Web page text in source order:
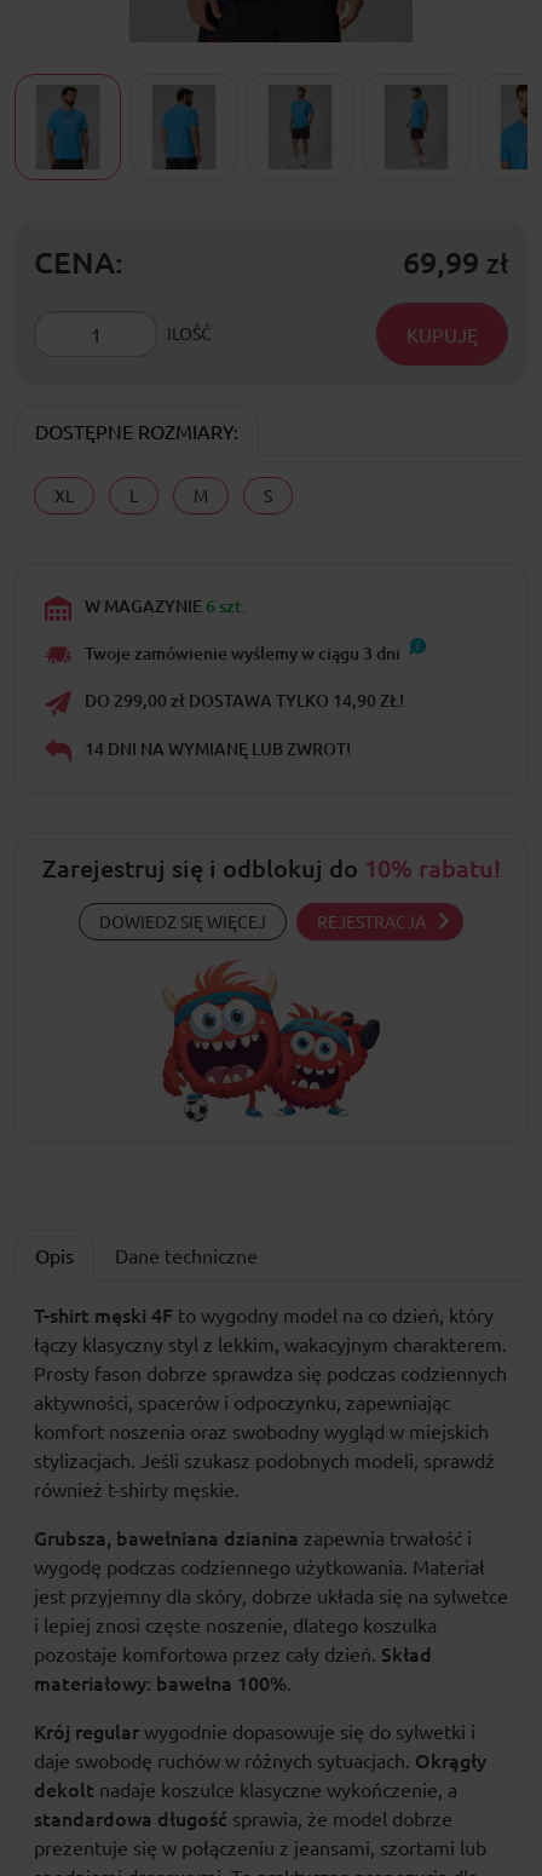
CENA: 69,99 zł
ILOŚĆ KUPUJĘ
DOSTĘPNE ROZMIARY:
XL L M S
W MAGAZYNIE 6 szt.
Twoje zamówienie wyślemy w ciągu 3 dni
DO 299,00 zł DOSTAWA TYLKO 14,90 ZŁ!
14 DNI NA WYMIANĘ LUB ZWROT!
Zarejestruj się i odblokuj do 10% rabatu!
DOWIEDZ SIĘ WIĘCEJ REJESTRACJA
Opis Dane techniczne
T-shirt męski 4F to wygodny model na co dzień, który
łączy klasyczny styl z lekkim, wakacyjnym charakterem.
Prosty fason dobrze sprawdza się podczas codziennych
aktywności, spacerów i odpoczynku, zapewniając
komfort noszenia oraz swobodny wygląd w miejskich
stylizacjach. Jeśli szukasz podobnych modeli, sprawdź
również t-shirty męskie.
Grubsza, bawełniana dzianina zapewnia trwałość i
wygodę podczas codziennego użytkowania. Materiał
jest przyjemny dla skóry, dobrze układa się na sylwetce
i lepiej znosi częste noszenie, dlatego koszulka
pozostaje komfortowa przez cały dzień. Skład
materiałowy: bawełna 100%.
Krój regular wygodnie dopasowuje się do sylwetki i
daje swobodę ruchów w różnych sytuacjach. Okrągły
dekolt nadaje koszulce klasyczne wykończenie, a
standardowa długość sprawia, że model dobrze
prezentuje się w połączeniu z jeansami, szortami lub